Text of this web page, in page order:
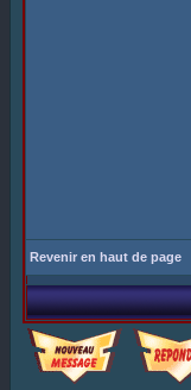
Revenir en haut de page